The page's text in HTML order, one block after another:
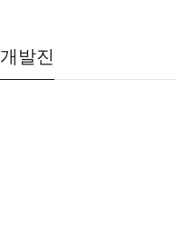
개발진